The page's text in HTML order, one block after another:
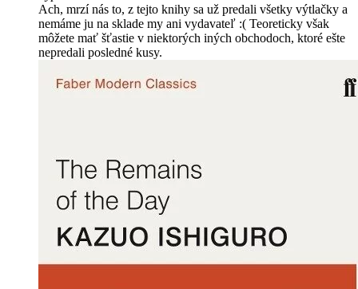
Ach, mrzí nás to, z tejto knihy sa už predali všetky výtlačky a
nemáme ju na sklade my ani vydavateľ :( Teoreticky však
môžete mať šťastie v niektorých iných obchodoch, ktoré ešte
nepredali posledné kusy.